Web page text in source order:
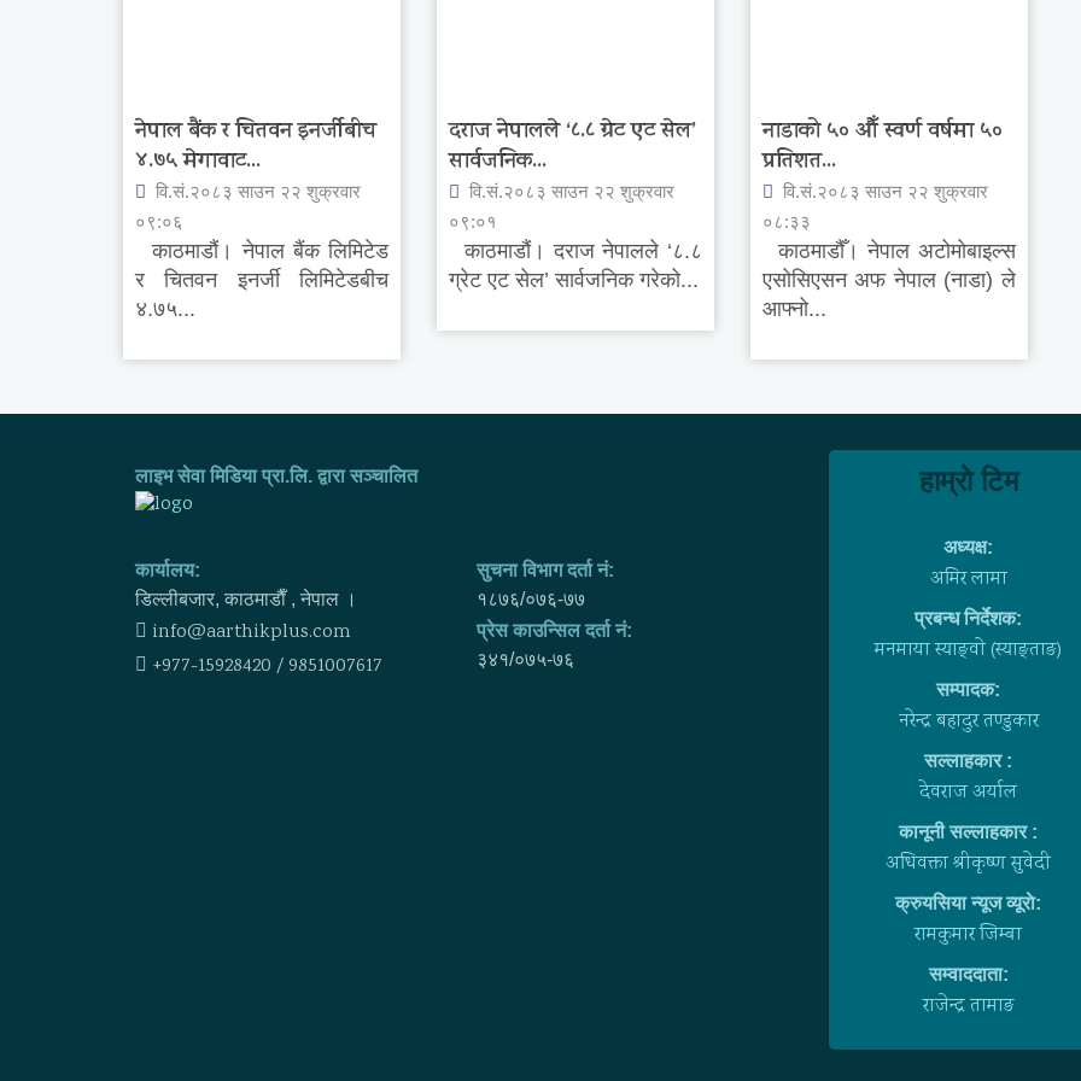
नेपाल बैंक र चितवन इनर्जीबीच
४.७५ मेगावाट...
वि.सं.२०८३ साउन २२ शुक्रवार
०९:०६
काठमाडौं। नेपाल बैंक लिमिटेड
र चितवन इनर्जी लिमिटेडबीच
४.७५...
दराज नेपालले ‘८.८ ग्रेट एट सेल’
सार्वजनिक...
वि.सं.२०८३ साउन २२ शुक्रवार
०९:०१
काठमाडौं। दराज नेपालले ‘८.८
ग्रेट एट सेल’ सार्वजनिक गरेको...
नाडाको ५० औँ स्वर्ण वर्षमा ५०
प्रतिशत...
वि.सं.२०८३ साउन २२ शुक्रवार
०८:३३
काठमाडौँ। नेपाल अटोमोबाइल्स
एसोसिएसन अफ नेपाल (नाडा) ले
आफ्नो...
लाइभ सेवा मिडिया प्रा.लि. द्वारा सञ्चालित
कार्यालय:
डिल्लीबजार, काठमाडाैँ , नेपाल ।
info@aarthikplus.com
+977-15928420 / 9851007617
सुचना विभाग दर्ता नं:
१८७६/०७६-७७
प्रेस काउन्सिल दर्ता नं:
३४१/०७५-७६
हाम्राे टिम
अध्यक्ष:
अमिर लामा
प्रबन्ध निर्देशक:
मनमाया स्याङ्वाे (स्याङ्ताङ)
सम्पादक:
नरेन्द्र बहादुर तण्डुकार
सल्लाहकार :
देवराज अर्याल
कानूनी सल्लाहकार :
अधिवक्ता श्रीकृष्ण सुवेदी
क्रुयसिया न्यूज व्यूराे:
रामकुमार जिम्बा
सम्वाददाता:
राजेन्द्र तामाङ